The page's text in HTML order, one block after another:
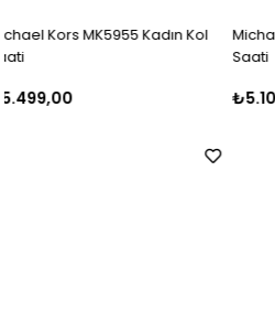
Michael Kors MK5799 Bayan Kol
₺5.100,00